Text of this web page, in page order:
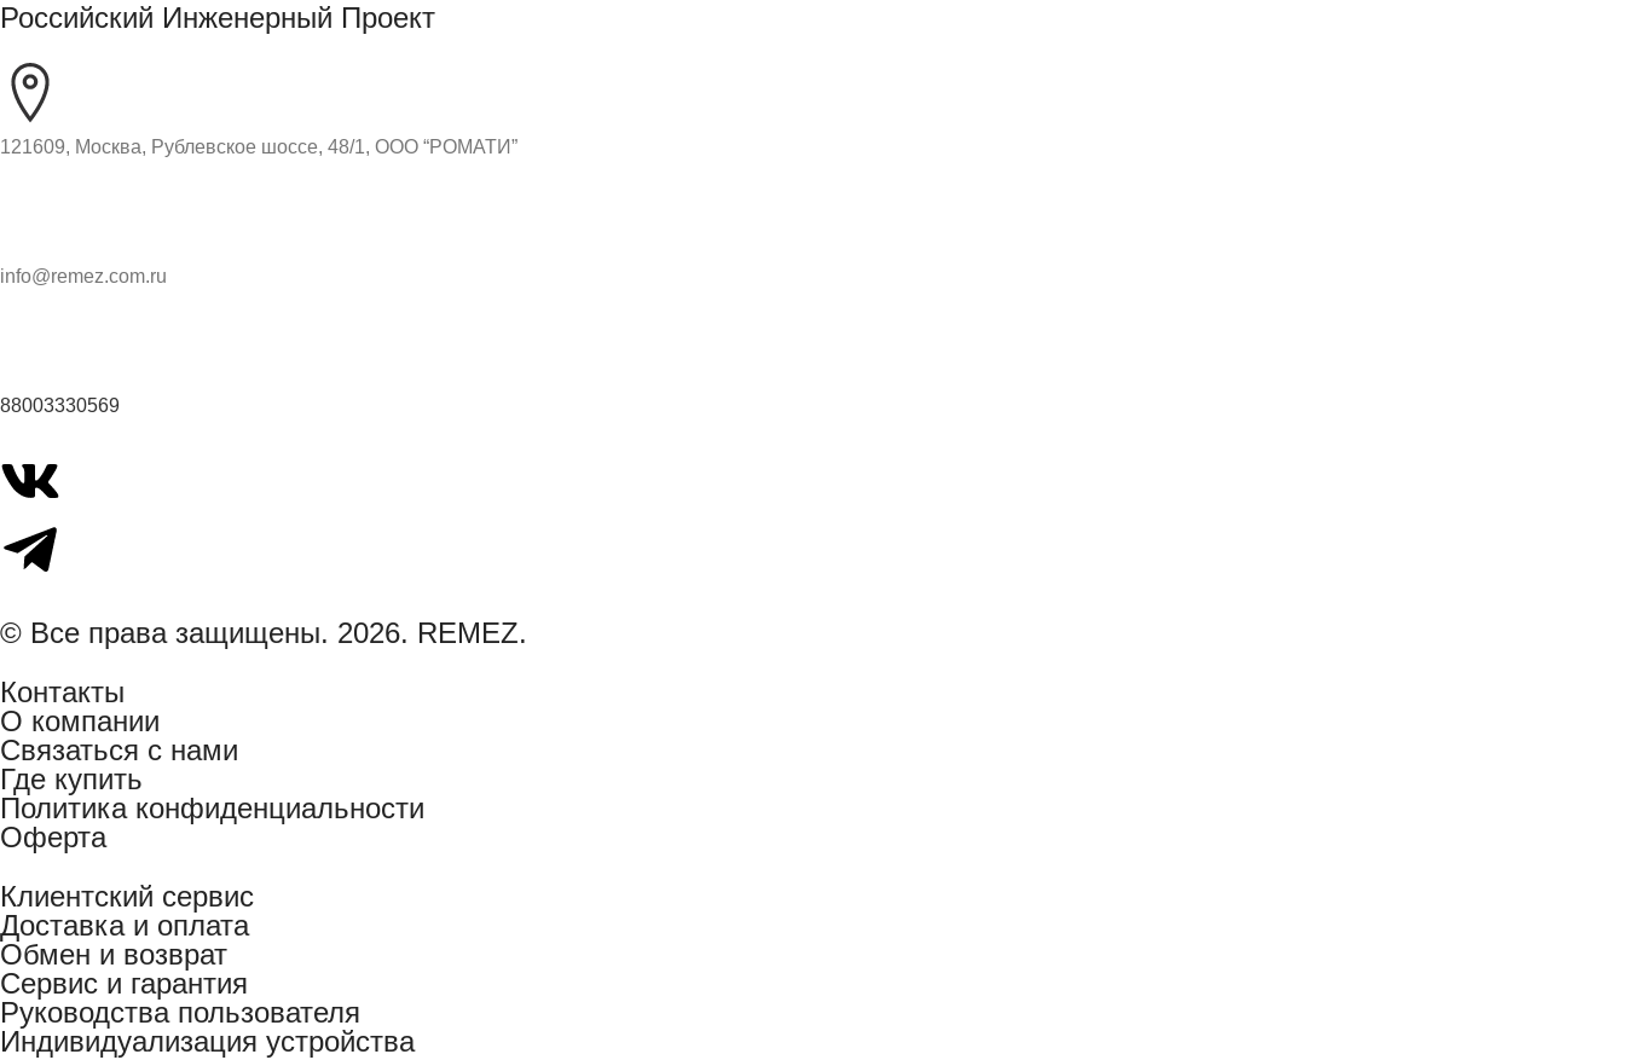
Российский Инженерный Проект
121609, Москва, Рублевское шоссе, 48/1, ООО “РОМАТИ”
info@remez.com.ru
88003330569
© Все права защищены. 2026. REMEZ.
Контакты
О компании
Связаться с нами
Где купить
Политика конфиденциальности
Оферта
Клиентский сервис
Доставка и оплата
Обмен и возврат
Сервис и гарантия
Руководства пользователя
Индивидуализация устройства